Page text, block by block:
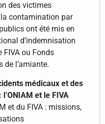
des victimes
contamination par
ont été mis en
d’indemnisation
FIVA ou Fonds
de l’amiante.
médicaux et des
et le FIVA
et du FIVA : missions,